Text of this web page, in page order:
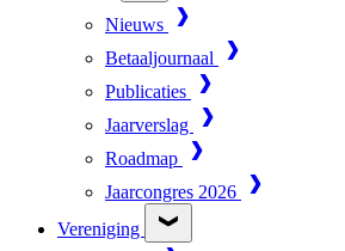
Nieuws
Betaaljournaal
Publicaties
Jaarverslag
Roadmap
Jaarcongres 2026
Vereniging